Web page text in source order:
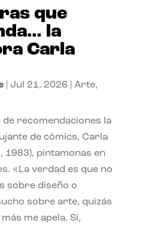
que
la
Carla
| Jul 21, 2026 Arte,
de recomendaciones la
de cómics, Carla
1983), pintamonas en
«La verdad es que no
sobre diseño o
sobre arte, quizás
me apela. Si,